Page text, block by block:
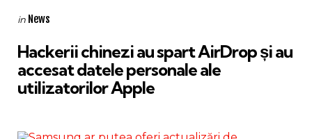
Categories
Posted
in News
Hackerii chinezi au spart AirDrop și au
accesat datele personale ale
utilizatorilor Apple